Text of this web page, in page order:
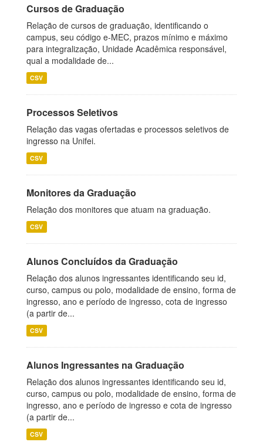
Cursos de Graduação
Relação de cursos de graduação, identificando o
campus, seu código e-MEC, prazos mínimo e máximo
para integralização, Unidade Acadêmica responsável,
qual a modalidade de...
CSV
Processos Seletivos
Relação das vagas ofertadas e processos seletivos de
ingresso na Unifei.
CSV
Monitores da Graduação
Relação dos monitores que atuam na graduação.
CSV
Alunos Concluídos da Graduação
Relação dos alunos ingressantes identificando seu id,
curso, campus ou polo, modalidade de ensino, forma de
ingresso, ano e período de ingresso, cota de ingresso
(a partir de...
CSV
Alunos Ingressantes na Graduação
Relação dos alunos ingressantes identificando seu id,
curso, campus ou polo, modalidade de ensino, forma de
ingresso, ano e período de ingresso e cota de ingresso
(a partir de...
CSV